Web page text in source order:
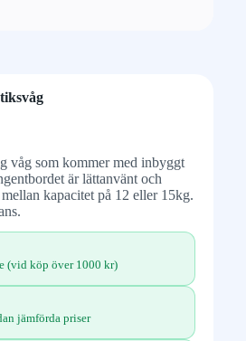
våg som kommer med inbyggt
är lättanvänt och
kapacitet på 12 eller 15kg.
(vid köp över 1000 kr)
jämförda priser